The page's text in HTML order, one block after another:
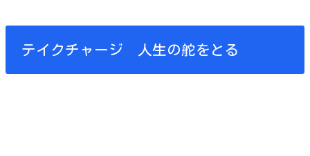
テイクチャージ 人生の舵をとる